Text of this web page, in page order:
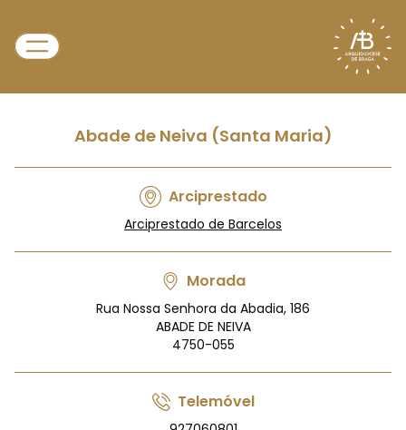
Abade de Neiva (Santa Maria)
Arciprestado
Arciprestado de Barcelos
Morada
Rua Nossa Senhora da Abadia, 186
ABADE DE NEIVA
4750-055
Telemóvel